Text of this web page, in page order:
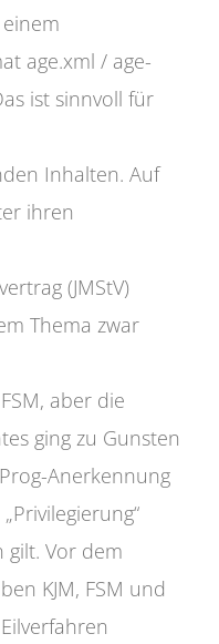
age.xml / age-
ist sinnvoll für
Inhalten. Auf
ihren
(JMStV)
Thema zwar
aber die
ging zu Gunsten
Anerkennung
gilt. Vor dem
KJM, FSM und